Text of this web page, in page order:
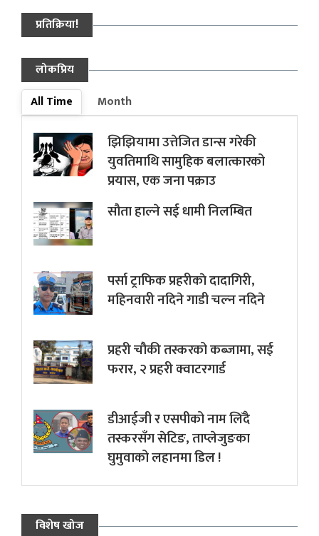
प्रतिक्रिया!
लोकप्रिय
All Time
Month
झिझियामा उत्तेजित डान्स गरेकी
युवतिमाथि सामुहिक बलात्कारको
प्रयास, एक जना पक्राउ
सौता हाल्ने सई धामी निलम्बित
पर्सा ट्राफिक प्रहरीकाे दादागिरी,
महिनवारी नदिने गाडी चल्न नदिने
प्रहरी चौकी तस्करको कब्जामा, सई
फरार, २ प्रहरी क्वाटरगार्ड
डीआईजी र एसपीको नाम लिँदै
तस्करसँग सेटिङ, ताप्लेजुङका
घुमुवाको लहानमा डिल !
विशेष खोज